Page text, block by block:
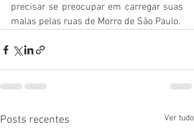
precisar se preocupar em carregar suas
malas pelas ruas de Morro de São Paulo.
Posts recentes Ver tudo